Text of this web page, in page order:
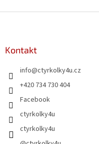
Kontakt
info@ctyrkolky4u.cz
+420 734 730 404
Facebook
ctyrkolky4u
ctyrkolky4u